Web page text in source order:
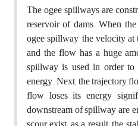
The ogee spillways are
reservoir of dams. When
ogee spillway, the velocity
and the flow has a huge
spillway is used in order
energy. Next, the trajectory
flow loses its energy
downstream of spillway are